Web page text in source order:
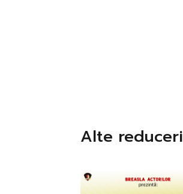
Alte reduceri